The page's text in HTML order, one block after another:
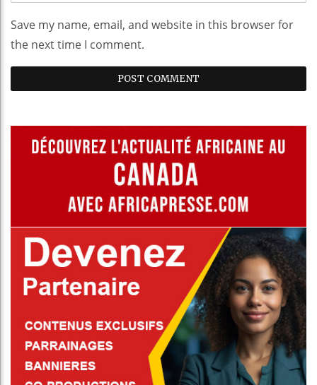
Save my name, email, and website in this browser for
the next time I comment.